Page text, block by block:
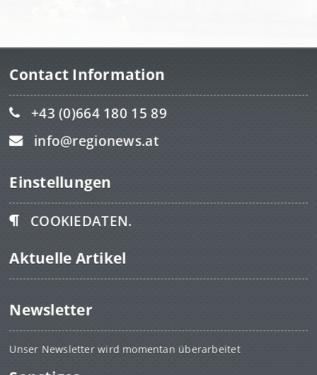
Contact Information
+43 (0)664 180 15 89
info@regionews.at
Einstellungen
COOKIEDATEN.
Aktuelle Artikel
Newsletter
Unser Newsletter wird momentan überarbeitet